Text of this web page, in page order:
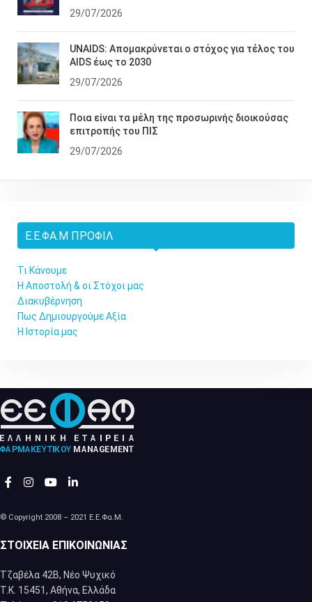
29/07/2026
UNAIDS: Απομακρύνεται ο στόχος για τέλος του
AIDS έως το 2030
29/07/2026
Ποια είναι τα μέλη της προσωρινής διοικούσας
επιτροπής του ΠΙΣ
29/07/2026
Ε.Ε.ΦΑ.Μ ΠΡΟΦΊΛ
Τι Κάνουμε
Η Αποστολή & οι Στόχοι μας
Διακυβέρνηση
Πως Δημιουργούμε Αξία
Η Ιστορία μας
© Copyright 2008 – 2021 Ε.Ε.Φα.Μ.
ΣΤΟΙΧΕΊΑ ΕΠΙΚΟΙΝΩΝΊΑΣ
Τζαβέλα 42Β, Νέο Ψυχικό
Τ.Κ. 15451, Αθήνα, Eλλάδα